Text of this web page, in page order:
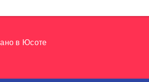
в Юсоте